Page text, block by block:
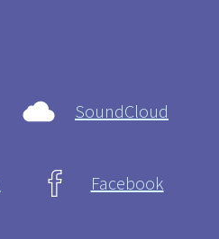
SoundCloud
Facebook